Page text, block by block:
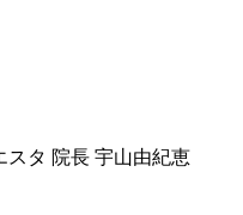
スタ 院長 宇山由紀恵